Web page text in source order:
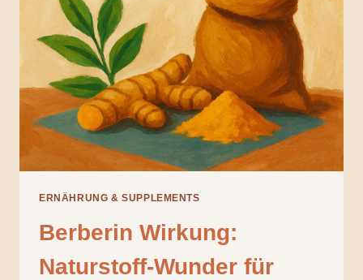
ERNÄHRUNG & SUPPLEMENTS
Berberin Wirkung:
Naturstoff-Wunder für